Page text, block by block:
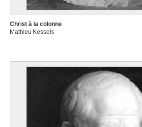
Christ à la colonne
Mathieu Kessels